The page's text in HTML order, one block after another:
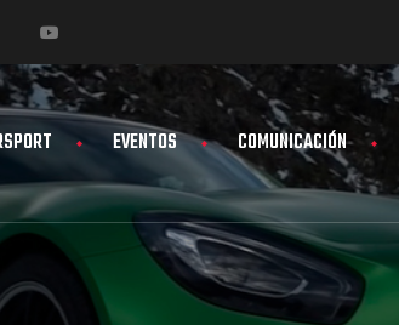
EVENTOS COMUNICACIÓN